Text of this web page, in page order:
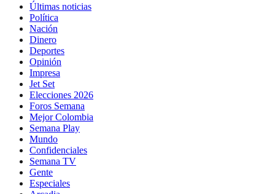
Últimas noticias
Política
Nación
Dinero
Deportes
Opinión
Impresa
Jet Set
Elecciones 2026
Foros Semana
Mejor Colombia
Semana Play
Mundo
Confidenciales
Semana TV
Gente
Especiales